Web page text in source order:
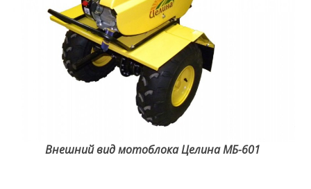
Внешний вид мотоблока Целина МБ-601